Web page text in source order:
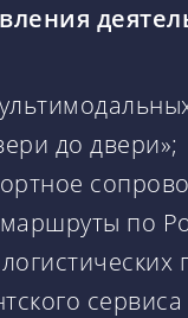
до двери»;
по